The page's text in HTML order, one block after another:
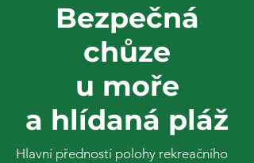
Bezpečná
chůze
u moře
a hlídaná pláž
Hlavní předností polohy rekreačního